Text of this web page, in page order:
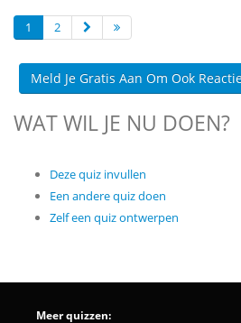
1 2
Meld Je Gratis Aan Om Ook
WAT WIL JE NU DOEN?
Deze quiz invullen
Een andere quiz doen
Zelf een quiz ontwerpen
Meer quizzen: